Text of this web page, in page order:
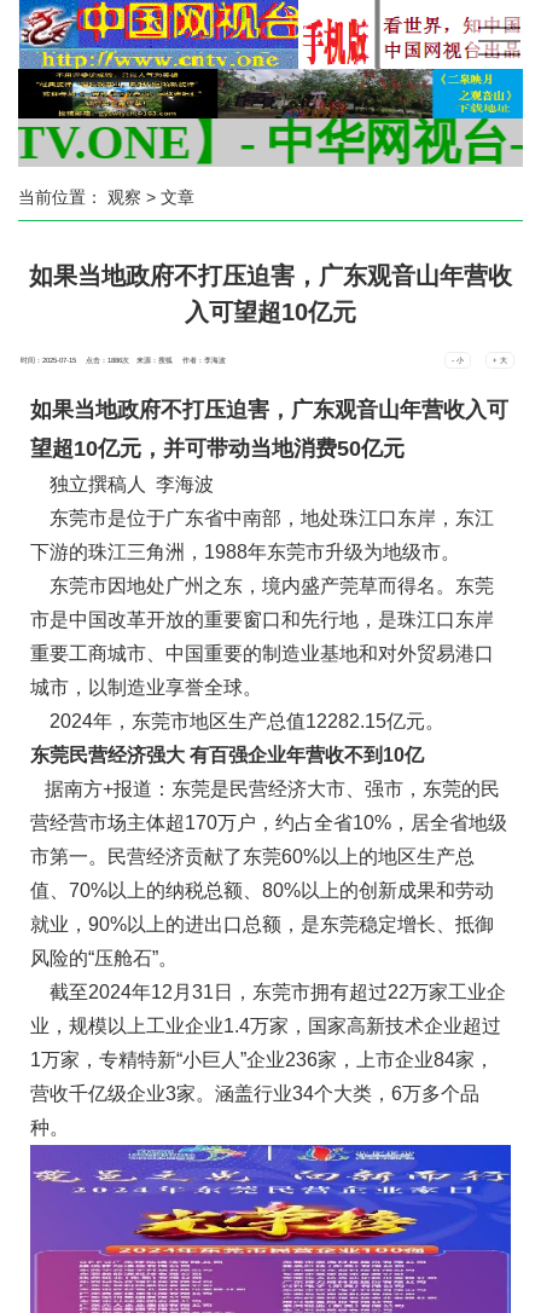
】- 中华网视台--看
当前位置： 观察 > 文章
如果当地政府不打压迫害，广东观音山年营收
入可望超10亿元
时间：2025-07-15 点击：1886次来源：搜狐 作者：李海波 - 小 + 大
如果当地政府不打压迫害，广东观音山年营收入可
望超10亿元，并可带动当地消费50亿元
独立撰稿人 李海波
东莞市是位于广东省中南部，地处珠江口东岸，东江
下游的珠江三角洲，1988年东莞市升级为地级市。
东莞市因地处广州之东，境内盛产莞草而得名。东莞
市是中国改革开放的重要窗口和先行地，是珠江口东岸
重要工商城市、中国重要的制造业基地和对外贸易港口
城市，以制造业享誉全球。
2024年，东莞市地区生产总值12282.15亿元。
东莞民营经济强大 有百强企业年营收不到10亿
据南方+报道：东莞是民营经济大市、强市，东莞的民
营经营市场主体超170万户，约占全省10%，居全省地级
市第一。民营经济贡献了东莞60%以上的地区生产总
值、70%以上的纳税总额、80%以上的创新成果和劳动
就业，90%以上的进出口总额，是东莞稳定增长、抵御
风险的“压舱石”。
截至2024年12月31日，东莞市拥有超过22万家工业企
业，规模以上工业企业1.4万家，国家高新技术企业超过
1万家，专精特新“小巨人”企业236家，上市企业84家，
营收千亿级企业3家。涵盖行业34个大类，6万多个品
种。